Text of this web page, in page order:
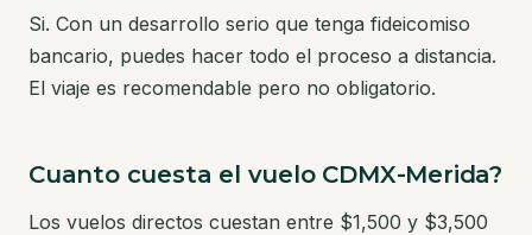
Si. Con un desarrollo serio que tenga fideicomiso
bancario, puedes hacer todo el proceso a distancia.
El viaje es recomendable pero no obligatorio.
Cuanto cuesta el vuelo CDMX-Merida?
Los vuelos directos cuestan entre $1,500 y $3,500